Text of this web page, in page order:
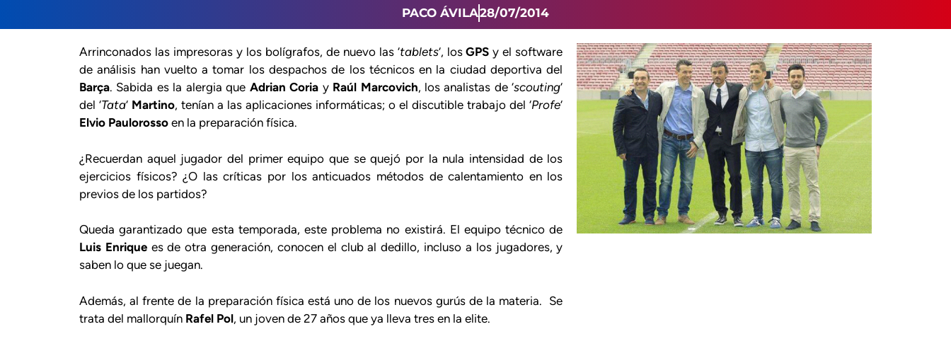
PACO ÁVILA28/07/2014
Arrinconados las impresoras y los bolígrafos, de nuevo las ‘tablets‘, losGPS y el software
de análisis han vuelto a tomar los despachos de los técnicos en la ciudad deportiva del
Barça. Sabida es la alergia que Adrian Coria y Raúl Marcovich, los analistas de ‘scouting‘
del ‘Tata‘ Martino, tenían a las aplicaciones informáticas; o el discutible trabajo del ‘Profe‘
Elvio Paulorosso en la preparación física.
¿Recuerdan aquel jugador del primer equipo que se quejó por la nula intensidad de los
ejercicios físicos? ¿O las críticas por los anticuados métodos de calentamiento en los
previos de los partidos?
Queda garantizado que esta temporada, este problema no existirá. El equipo técnico de
Luis Enriquees de otra generación, conocen el club al dedillo, incluso a los jugadores, y
saben lo que se juegan.
Además, al frente de la preparación física está uno de los nuevos gurús de la materia. Se
trata del mallorquín Rafel Pol, un joven de 27 años que ya lleva tres en la elite.